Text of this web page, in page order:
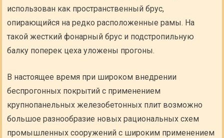
использован как пространственный брус,
опирающийся на редко расположенные рамы. На
такой жесткий фонарный брус и подстропильную
балку поперек цеха уложены прогоны.
В настоящее время при широком внедрении
беспрогонных покрытий с применением
крупнопанельных железобетонных плит возможно
большое разнообразие новых рациональных схем
промышленных сооружений с широким применением